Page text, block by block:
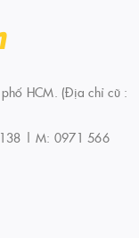
HCM. (Địa chỉ cũ :
| M: 0971 566